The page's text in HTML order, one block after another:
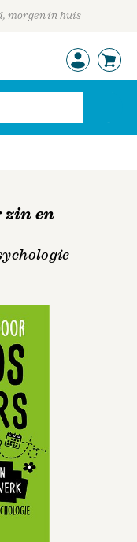
morgen in huis
zin en